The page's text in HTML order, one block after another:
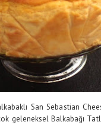
San Sebastian
geleneksel Balkabağı